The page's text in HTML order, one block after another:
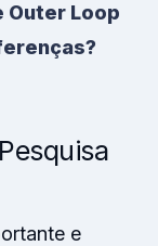
Outer Loop
e